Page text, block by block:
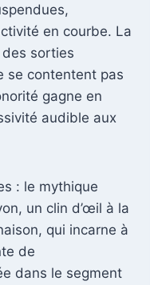
en courbe. La
des sorties
se contentent pas
gagne en
audible aux
: le mythique
un clin d’œil à la
qui incarne à
de
dans le segment